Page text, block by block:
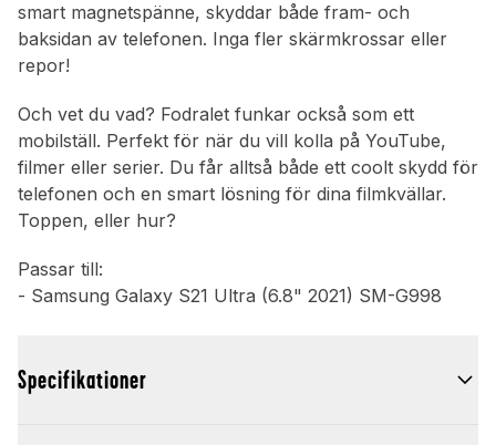
smart magnetspänne, skyddar både fram- och
baksidan av telefonen. Inga fler skärmkrossar eller
repor!
Och vet du vad? Fodralet funkar också som ett
mobilställ. Perfekt för när du vill kolla på YouTube,
filmer eller serier. Du får alltså både ett coolt skydd för
telefonen och en smart lösning för dina filmkvällar.
Toppen, eller hur?
Passar till:
- Samsung Galaxy S21 Ultra (6.8" 2021) SM-G998
Specifikationer